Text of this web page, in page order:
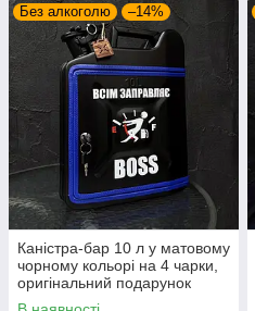
Без алкоголю –14%
Каністра-бар 10 л у матовому
чорному кольорі на 4 чарки,
оригінальний подарунок
шефу, босу, скрипу